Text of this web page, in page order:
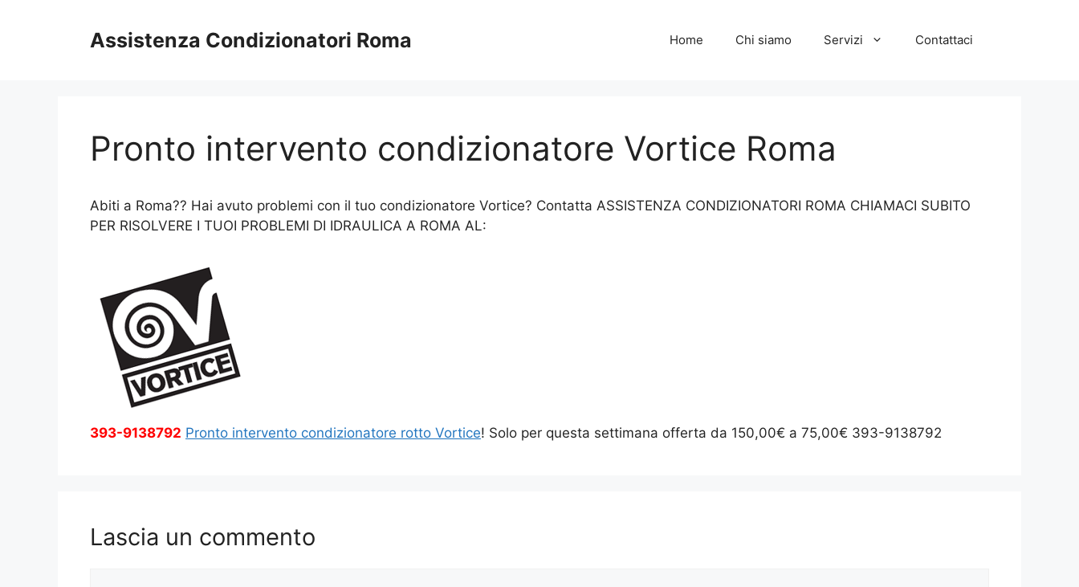
Assistenza Condizionatori Roma Home Chi siamo Servizi Contattaci
Pronto intervento condizionatore Vortice Roma
Abiti a Roma?? Hai avuto problemi con il tuo condizionatore Vortice? Contatta ASSISTENZA CONDIZIONATORI ROMA CHIAMACI SUBITO
PER RISOLVERE I TUOI PROBLEMI DI IDRAULICA A ROMA AL:
393-9138792 Pronto intervento condizionatore rotto Vortice! Solo per questa settimana offerta da 150,00€ a 75,00€ 393-9138792
Lascia un commento